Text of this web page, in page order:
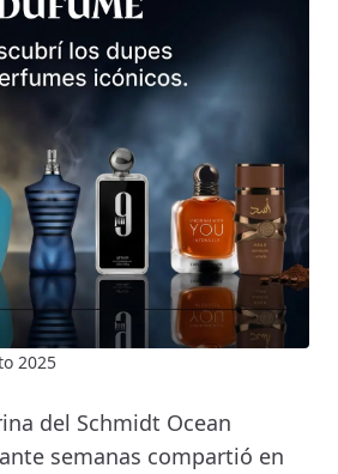
2025
del Schmidt Ocean
semanas compartió en